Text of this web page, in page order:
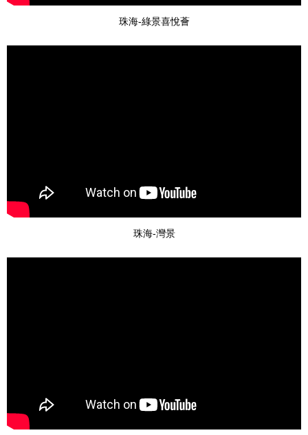
珠海-綠景喜悅薈
珠海-灣景